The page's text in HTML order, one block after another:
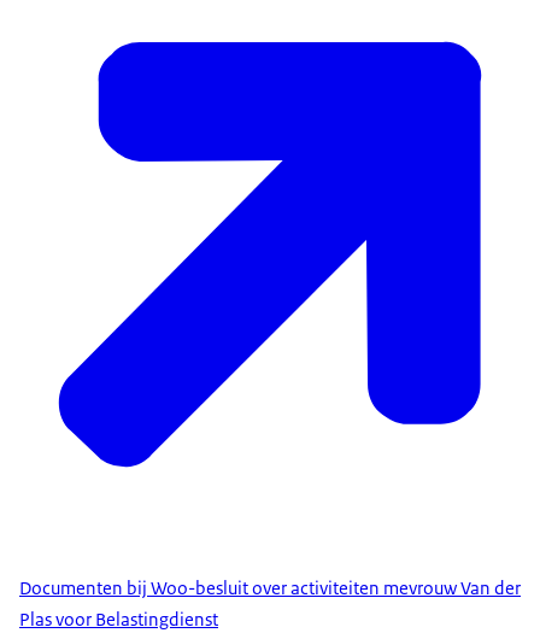
Documenten bij Woo-besluit over activiteiten mevrouw Van der
Plas voor Belastingdienst